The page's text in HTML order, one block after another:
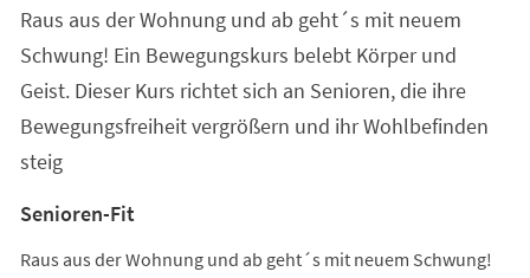
Raus aus der Wohnung und ab geht´s mit neuem
Schwung! Ein Bewegungskurs belebt Körper und
Geist. Dieser Kurs richtet sich an Senioren, die ihre
Bewegungsfreiheit vergrößern und ihr Wohlbefinden
steig
Senioren-Fit
Raus aus der Wohnung und ab geht´s mit neuem Schwung!